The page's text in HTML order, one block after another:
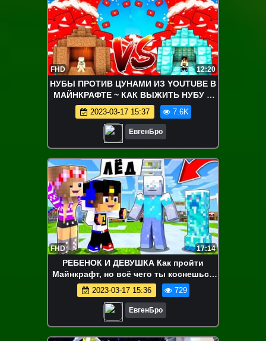
FHD 12:20
НУБЫ ПРОТИВ ЦУНАМИ ИЗ YOUTUBE В
МАЙНКРАФТЕ ~ КАК ВЫЖИТЬ НУБУ В
МАЙНКРАФТЕ ТРОЛЛИНГ МУЛЬТИК НУБ
2023-03-17 15:37 7.6K
ЕвгенБро
FHD 17:14
РЕБЕНОК И ДЕВУШКА Как пройти
Майнкрафт, но всё чего ты коснешься
превратится в лёд! ВИДЕО MINECRAFT
2023-03-17 15:36 729
ЕвгенБро